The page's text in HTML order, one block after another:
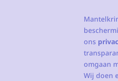
ons
omgaan
Wij doen